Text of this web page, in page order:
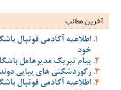
آخرین مطالب
اطلاعیه آکادمی فوتبال
خود
پیام تبریک مدیرعامل
رکوردشکنی های پیاپی
اطلاعیه آکادمی فوتبال